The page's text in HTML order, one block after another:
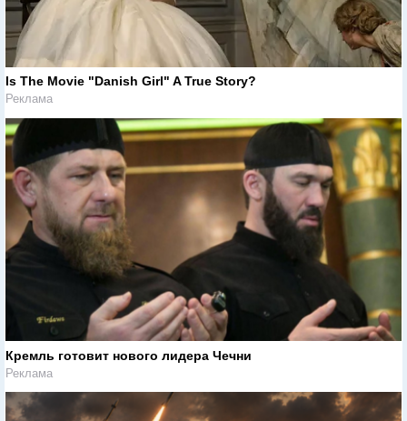
Is The Movie "Danish Girl" A True Story?
Реклама
Кремль готовит нового лидера Чечни
Реклама